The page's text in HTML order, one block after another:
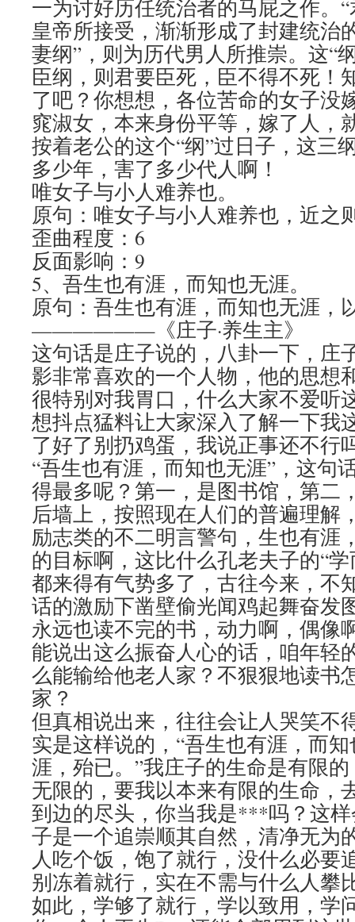
一为讨好历任统治者的马屁之作。
皇帝所接受，渐渐形成了封建统治
妻纲”，则为历代男人所推崇。这“
臣纲，则君要臣死，臣不得不死！
了吧？你想想，各位苦命的女子没
窕淑女，本来身份平等，嫁了人，
按着老公的这个“纲”过日子，这三
多少年，害了多少代人啊！
唯女子与小人难养也。
原句：唯女子与小人难养也，近之
歪曲程度：6
反面影响：9
5、吾生也有涯，而知也无涯。
原句：吾生也有涯，而知也无涯，
——————《庄子·养生主》
这句话是庄子说的，八卦一下，庄
影非常喜欢的一个人物，他的思想
很特别对我胃口，什么大家不爱听
想抖点猛料让大家深入了解一下
了好了别扔鸡蛋，我说正事还不行
“吾生也有涯，而知也无涯”，这句
得最多呢？第一，是图书馆，第二
后墙上，按照现在人们的普遍理解
励志类的不二明言警句，生也有涯
的目标啊，这比什么孔老夫子的“
都来得有气势多了，古往今来，不
话的激励下凿壁偷光闻鸡起舞奋发
永远也读不完的书，动力啊，偶像
能说出这么振奋人心的话，咱年轻
么能输给他老人家？不狠狠地读书
家？
但真相说出来，往往会让人哭笑不
实是这样说的，“吾生也有涯，而
涯，殆已。”我庄子的生命是有限
无限的，要我以本来有限的生命，
到边的尽头，你当我是***吗？这
子是一个追崇顺其自然，清净无为
人吃个饭，饱了就行，没什么必要
别冻着就行，实在不需与什么人攀
如此，学够了就行，学以致用，学